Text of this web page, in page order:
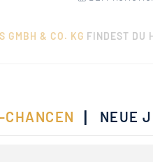
GMBH & CO. KG FINDEST DU
| NEUE